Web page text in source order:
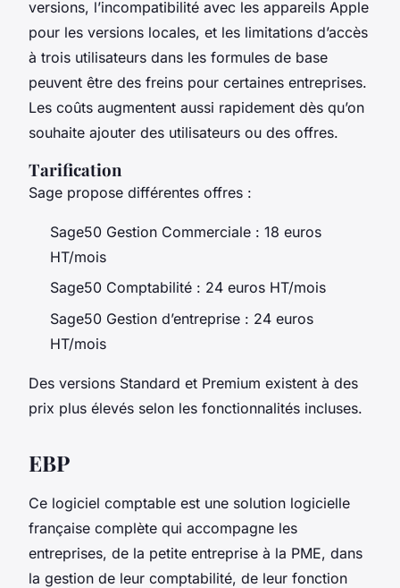
versions, l’incompatibilité avec les appareils Apple
pour les versions locales, et les limitations d’accès
à trois utilisateurs dans les formules de base
peuvent être des freins pour certaines entreprises.
Les coûts augmentent aussi rapidement dès qu’on
souhaite ajouter des utilisateurs ou des offres.
Tarification
Sage propose différentes offres :
Sage50 Gestion Commerciale : 18 euros
HT/mois
Sage50 Comptabilité : 24 euros HT/mois
Sage50 Gestion d’entreprise : 24 euros
HT/mois
Des versions Standard et Premium existent à des
prix plus élevés selon les fonctionnalités incluses.
EBP
Ce logiciel comptable est une solution logicielle
française complète qui accompagne les
entreprises, de la petite entreprise à la PME, dans
la gestion de leur comptabilité, de leur fonction